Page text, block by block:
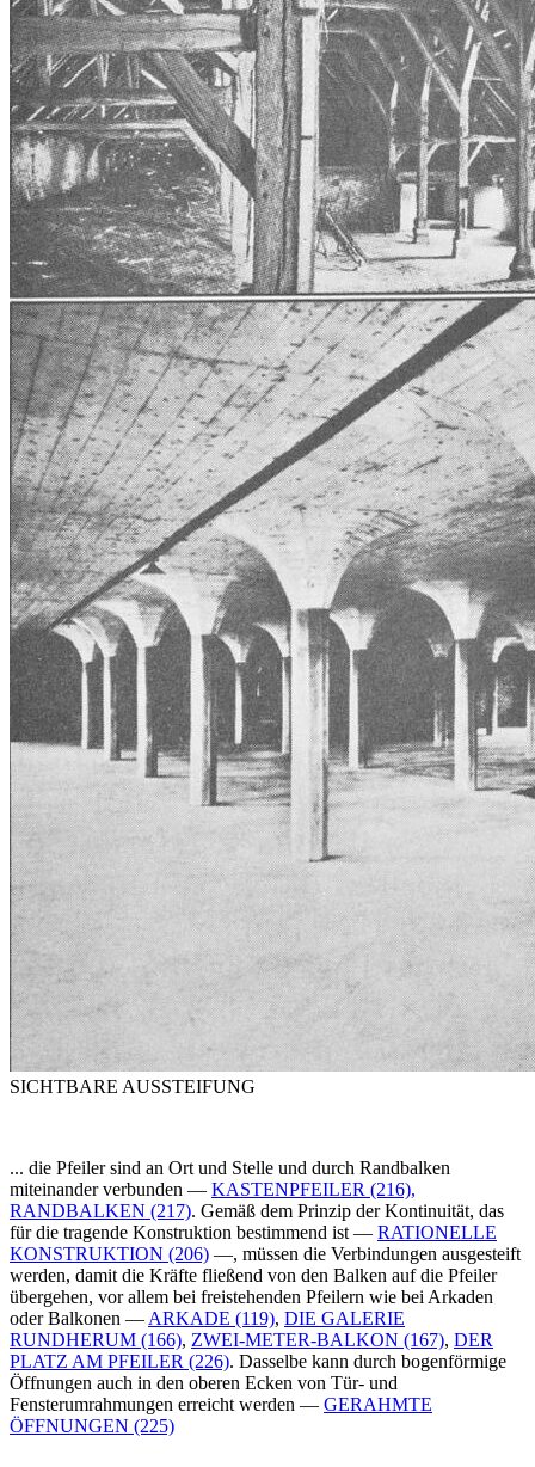
SICHTBARE AUSSTEIFUNG
... die Pfeiler sind an Ort und Stelle und durch Randbalken
miteinander verbunden — KASTENPFEILER (216),
RANDBALKEN (217). Gemäß dem Prinzip der Kontinuität, das
für die tragende Konstruktion bestimmend ist — RATIONELLE
KONSTRUKTION (206) —, müssen die Verbindungen ausgesteift
werden, damit die Kräfte fließend von den Balken auf die Pfeiler
übergehen, vor allem bei freistehenden Pfeilern wie bei Arkaden
oder Balkonen — ARKADE (119), DIE GALERIE
RUNDHERUM (166), ZWEI-METER-BALKON (167), DER
PLATZ AM PFEILER (226). Dasselbe kann durch bogenförmige
Öffnungen auch in den oberen Ecken von Tür- und
Fensterumrahmungen erreicht werden — GERAHMTE
ÖFFNUNGEN (225)